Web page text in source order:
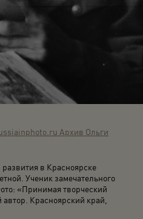
Архив Ольги
в Красноярске
Ученик замечательного
«Принимая творческий
Красноярский край,